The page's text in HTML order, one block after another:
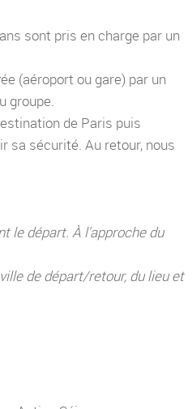
sont pris en charge par un
(aéroport ou gare) par un
groupe.
de Paris puis
sa sécurité. Au retour, nous
le départ. À l'approche du
de départ/retour, du lieu et